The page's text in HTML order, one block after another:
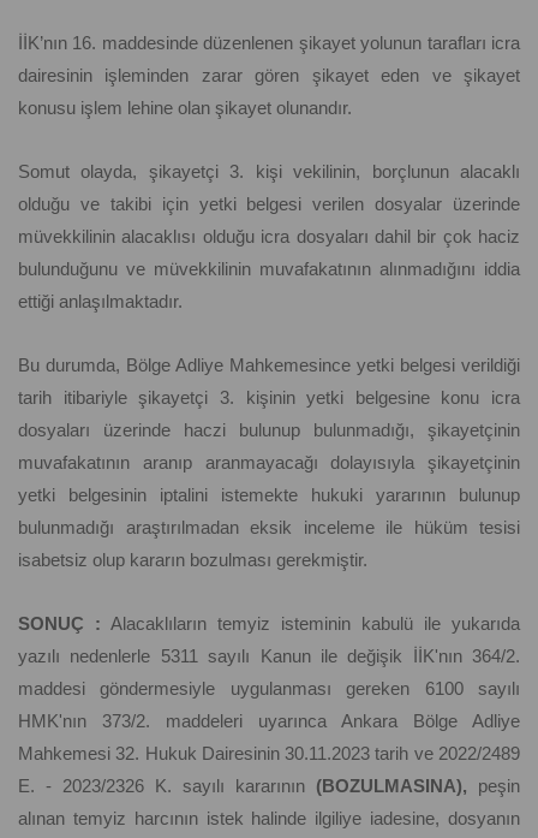
İİK’nın 16. maddesinde düzenlenen şikayet yolunun tarafları icra
dairesinin işleminden zarar gören şikayet eden ve şikayet
konusu işlem lehine olan şikayet olunandır.
Somut olayda, şikayetçi 3. kişi vekilinin, borçlunun alacaklı
olduğu ve takibi için yetki belgesi verilen dosyalar üzerinde
müvekkilinin alacaklısı olduğu icra dosyaları dahil bir çok haciz
bulunduğunu ve müvekkilinin muvafakatının alınmadığını iddia
ettiği anlaşılmaktadır.
Bu durumda, Bölge Adliye Mahkemesince yetki belgesi verildiği
tarih itibariyle şikayetçi 3. kişinin yetki belgesine konu icra
dosyaları üzerinde haczi bulunup bulunmadığı, şikayetçinin
muvafakatının aranıp aranmayacağı dolayısıyla şikayetçinin
yetki belgesinin iptalini istemekte hukuki yararının bulunup
bulunmadığı araştırılmadan eksik inceleme ile hüküm tesisi
isabetsiz olup kararın bozulması gerekmiştir.
SONUÇ : Alacaklıların temyiz isteminin kabulü ile yukarıda
yazılı nedenlerle 5311 sayılı Kanun ile değişik İİK'nın 364/2.
maddesi göndermesiyle uygulanması gereken 6100 sayılı
HMK'nın 373/2. maddeleri uyarınca Ankara Bölge Adliye
Mahkemesi 32. Hukuk Dairesinin 30.11.2023 tarih ve 2022/2489
E. - 2023/2326 K. sayılı kararının (BOZULMASINA), peşin
alınan temyiz harcının istek halinde ilgiliye iadesine, dosyanın